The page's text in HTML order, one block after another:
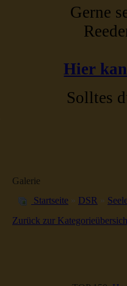
Gerne
Hier
Solltes
Galerie
Startseite » DSR »
Zurück zur